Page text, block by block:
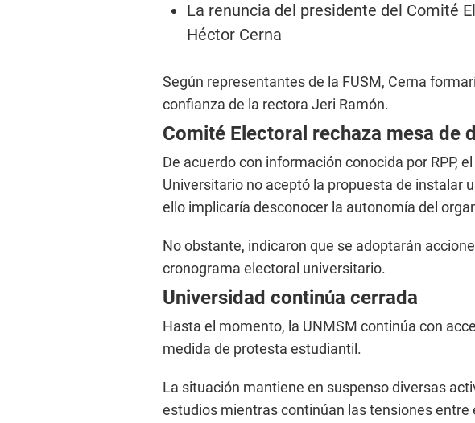
La renuncia del presidente del Comité
Héctor Cerna
Según representantes de la FUSM, Cerna
confianza de la rectora Jeri Ramón.
Comité Electoral rechaza mesa de
De acuerdo con información conocida por RPP,
Universitario no aceptó la propuesta de instalar
ello implicaría desconocer la autonomía del
No obstante, indicaron que se adoptarán
cronograma electoral universitario.
Universidad continúa cerrada
Hasta el momento, la UNMSM continúa con
medida de protesta estudiantil.
La situación mantiene en suspenso diversas
estudios mientras continúan las tensiones